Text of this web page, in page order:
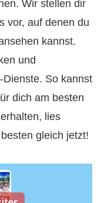
Wir stellen dir
vor, auf denen du
kannst.
und
So kannst
dich am besten
lies
gleich jetzt!